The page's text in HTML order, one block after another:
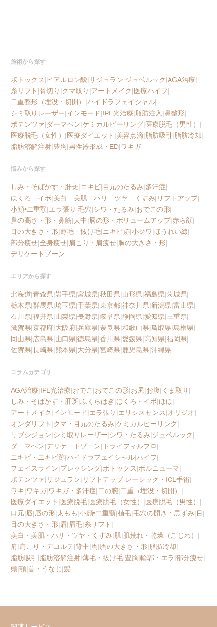
施術から探す
ボトックス|ヒアルロン酸| リジュラン|ジュベルック|AGA治療|
糸リフト |骨切り |クマ取り |アートメイク|医療ハイフ|
二重整形（埋没・切開） |ハイドラフェイシャル|
シミ取りレーザー|インモード|IPL光治療|脂肪注入|鼻整形|
ポテンツァ|ダーマペン|ケミカルピーリング|医療脱毛（男性） |
医療脱毛（女性） |医療ダイエット |美容点滴|脂肪吸引 |脂肪冷却|
脂肪溶解注射|豊胸|男性器形成・ED|ワキガ
悩みから探す
しみ・そばかす・肝斑|ニキビ|目元のたるみ|多汗症|
ほくろ・イボ|美白・美肌・ハリ・ツヤ・くすみ| リフトアップ|
小顔•二重顎|エラ張り |毛穴|シワ・たるみ|おでこの形|
鼻の高さ・形・鼻筋|人中|唇の形・ボリュームアップ|赤ら顔|
目の大きさ・形|薄毛・抜け毛|ニキビ跡|小ジワ|ほうれい線|
部分痩せ|全身痩せ|肩こり・肩痩せ|胸の大きさ・形|
デリケートゾーン
エリアから探す
北海道|青森県|岩手県|宮城県|秋田県|山形県|福島県|茨城県|
栃木県|群馬県|埼玉県|千葉県|東京都|神奈川県|新潟県|富山県|
石川県|福井県|山梨県|長野県|岐阜県|静岡県|愛知県|三重県|
滋賀県|京都府|大阪府|兵庫県|奈良県|和歌山県|鳥取県|島根県|
岡山県|広島県|山口県|徳島県|香川県|愛媛県|高知県|福岡県|
佐賀県|長崎県|熊本県|大分県|宮崎県|鹿児島県|沖縄県
コラムカテゴリ
AGA治療|IPL光治療|おでこ |おでこの形|お尻|お腹| くま取り |
しみ・そばかす・肝斑|ふくらはぎ|ほくろ・イボ|ほほ|
アートメイク|インモード|エラ張り |エリシスセンス|オリジオ|
オンダリフト |クマ・目元のたるみ|ケミカルピーリング|
サブシジョン|シミ取りレーザー|シワ・たるみ|ジュベルック|
ダーマペン|デリケートゾーン| トライフィルプロ|
ニキビ・ニキビ跡|ハイドラフェイシャル|ハイフ|
フェイスライン|ブレッシング|ボトックス|ボルニューマ|
ポテンツァ| リジュラン| リフトアップ|レーシック・ICL手術|
ワキ|ワキガ|ワキガ・多汗症|二の腕|二重（埋没・切開） |
医療ダイエット |医療脱毛|医療脱毛（女性） |医療脱毛（男性） |
口元|唇|唇の形|太もも|小顔•二重顎|植毛|毛穴の開き・黒ずみ|目 |
目の大きさ・形|眉|眉毛|糸リフト |
美白・美肌・ハリ・ツヤ・くすみ|肌|肌荒れ・乾燥（こじわ） |
肩|肩こり・デコルテ|背中|胸|胸の大きさ・形|脂肪冷却|
脂肪吸引 |脂肪溶解注射|薄毛・抜け毛|豊胸|輪郭・エラ|部分痩せ|
頭|顎|首・うなじ|髪